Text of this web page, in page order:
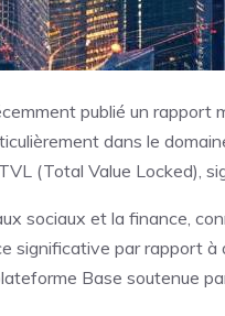
publié un
dans le
(Total Value Locked),
sociaux et la finance,
significative par rapport
Base soutenue